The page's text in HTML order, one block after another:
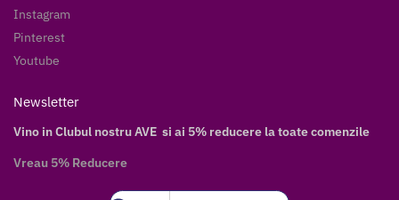
Instagram
Pinterest
Youtube
Newsletter
Vino in Clubul nostru AVE si ai 5% reducere la toate comenzile
Vreau 5% Reducere